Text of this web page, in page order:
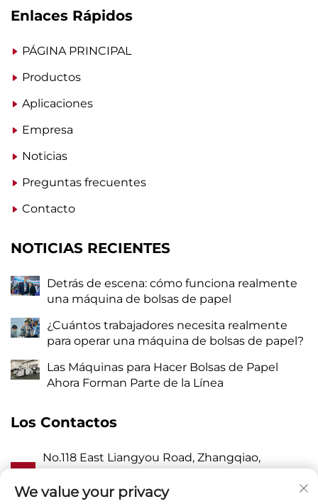
Enlaces Rápidos
PÁGINA PRINCIPAL
Productos
Aplicaciones
Empresa
Noticias
Preguntas frecuentes
Contacto
NOTICIAS RECIENTES
Detrás de escena: cómo funciona realmente
una máquina de bolsas de papel
¿Cuántos trabajadores necesita realmente
para operar una máquina de bolsas de papel?
Las Máquinas para Hacer Bolsas de Papel
Ahora Forman Parte de la Línea
Los Contactos
No.118 East Liangyou Road, Zhangqiao,
Zhejiang P.R. China 325409
We value your privacy